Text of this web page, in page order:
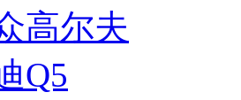
高尔夫
Q5